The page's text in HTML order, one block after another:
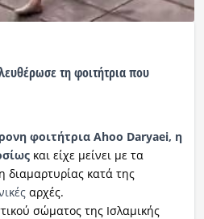
τη φοιτήτρια που
φοιτήτρια Ahoo Daryaei, η
και είχε μείνει με τα
διαμαρτυρίας κατά της
αρχές.
σώματος της Ισλαμικής